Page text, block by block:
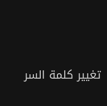
تغيير كلمة السر